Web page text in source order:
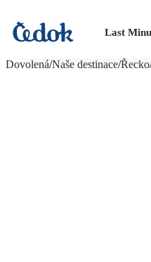
Last
Dovolená/Naše destinace/Řecko